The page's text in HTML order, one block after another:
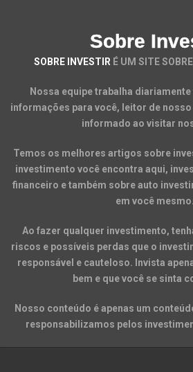
Sobre
SOBRE INVESTIR É UM SITE
Nossa equipe trabalha
informações para você, leitor de
informado ao visitar
Temos os melhores artigos sobre
investimento você encontra aqui,
financeiro e também sobre auto
em você mesmo.
Ao fazer qualquer investimento,
riscos e possíveis perdas que o
responsável e cauteloso. Invista
bem e que você se sinta
Nosso conteúdo é apenas um
responsabilizamos pelos